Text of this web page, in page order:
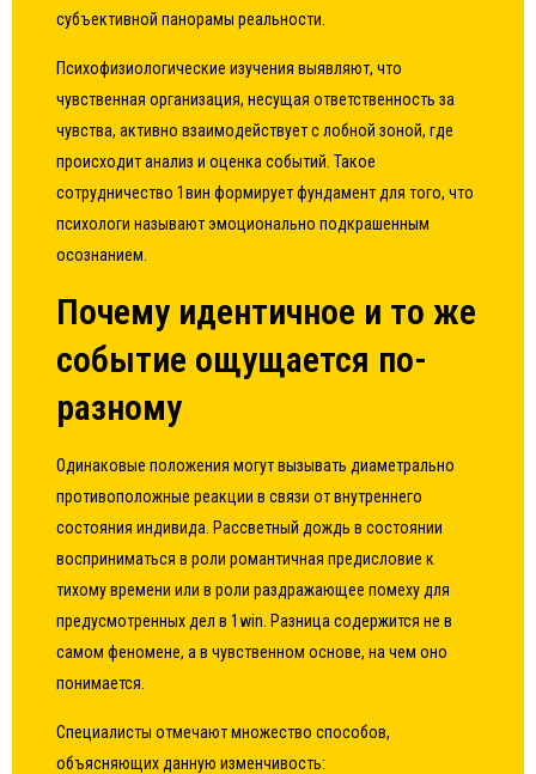
субъективной панорамы реальности.
Психофизиологические изучения выявляют, что
чувственная организация, несущая ответственность за
чувства, активно взаимодействует с лобной зоной, где
происходит анализ и оценка событий. Такое
сотрудничество 1вин формирует фундамент для того, что
психологи называют эмоционально подкрашенным
осознанием.
Почему идентичное и то же
событие ощущается по-
разному
Одинаковые положения могут вызывать диаметрально
противоположные реакции в связи от внутреннего
состояния индивида. Рассветный дождь в состоянии
восприниматься в роли романтичная предисловие к
тихому времени или в роли раздражающее помеху для
предусмотренных дел в 1win. Разница содержится не в
самом феномене, а в чувственном основе, на чем оно
понимается.
Специалисты отмечают множество способов,
объясняющих данную изменчивость: